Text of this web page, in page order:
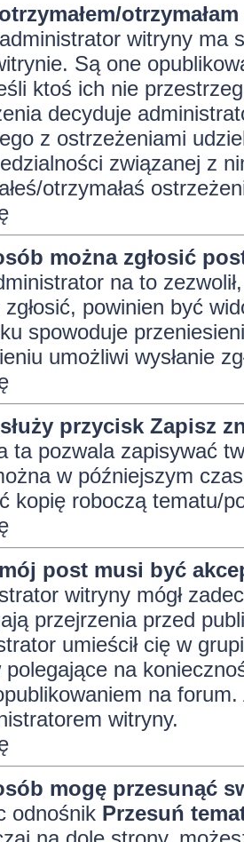
witryny ma
Są one
ktoś ich nie
decyduje
z ostrzeżeniami
związanej z
otrzymałaś
można zgłosić
na to
zgłosić, powinien być
spowoduje
umożliwi wysłanie
przycisk Zapisz
ta pozwala zapisywać
w późniejszym
kopię roboczą tematu/
post musi być
witryny mógł
przejrzenia przed
umieścił cię w
polegające na
na
witryny.
mogę przesunąć
odnośnik Przesuń